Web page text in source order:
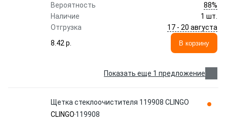
Вероятность
88%
Наличие
1 шт.
Отгрузка
17 - 20 августа
8.42 p.
В корзину
Показать еще 1 предложение
Щетка стеклоочистителя 119908 CLINGO
CLINGO 119908